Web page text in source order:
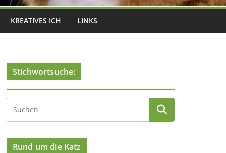
KREATIVES ICH LINKS
Stichwortsuche:
Rund um die Katz